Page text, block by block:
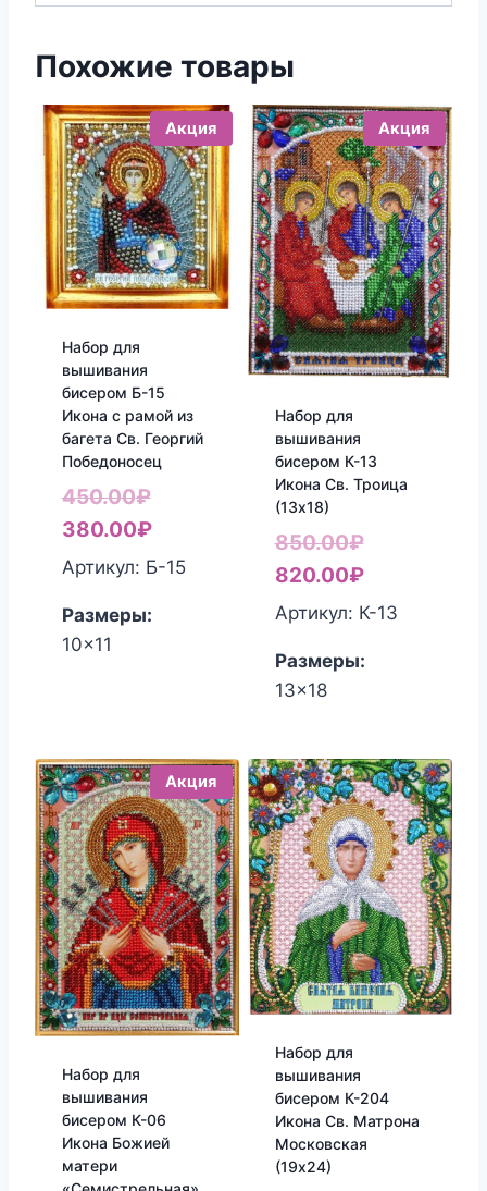
Похожие товары
Акция
Набор для
вышивания
бисером Б-15
Икона с рамой из
багета Св. Георгий
Победоносец
450.00₽Первоначальная
цена
составляла
380.00₽Текущая
цена:
Артикул: Б-15
Размеры:
10x11
Акция
Набор для
вышивания
бисером К-13
Икона Св. Троица
(13х18)
850.00₽
цена
составляла
820.00₽Текущая
цена:
Артикул: К-13
Размеры:
13x18
Акция
Набор для
вышивания
бисером К-06
Икона Божией
матери
Набор для
вышивания
бисером К-204
Икона Св. Матрона
Московская
(19х24)